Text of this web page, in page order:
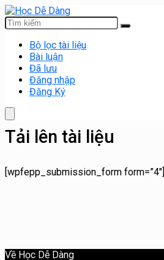
Bộ lọc tài liệu
Bài luận
Đã lưu
Đăng nhập
Đăng Ký
Tải lên tài liệu
[wpfepp_submission_form form=”4″]
Về Học Dễ Dàng